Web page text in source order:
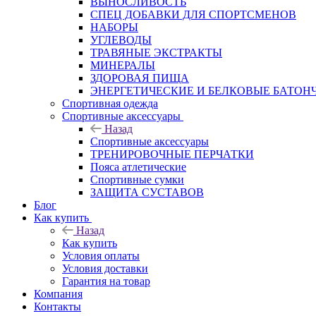
СПЕЦ ДОБАВКИ ДЛЯ СПОРТСМЕНОВ
НАБОРЫ
УГЛЕВОДЫ
ТРАВЯНЫЕ ЭКСТРАКТЫ
МИНЕРАЛЫ
ЗДОРОВАЯ ПИЩА
ЭНЕРГЕТИЧЕСКИЕ И БЕЛКОВЫЕ
Спортивная одежда
Спортивные аксессуары
Назад
Спортивные аксессуары
ТРЕНИРОВОЧНЫЕ ПЕРЧАТКИ
Пояса атлетические
Спортивные сумки
ЗАЩИТА СУСТАВОВ
Блог
Как купить
Назад
Как купить
Условия оплаты
Условия доставки
Гарантия на товар
Компания
Контакты